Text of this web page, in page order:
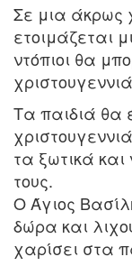
Σε μια άκρως
ετοιμάζεται
ντόπιοι θα
Τα παιδιά θα
τα ξωτικά
τους.
Ο Άγιος
δώρα και
χαρίσει στα